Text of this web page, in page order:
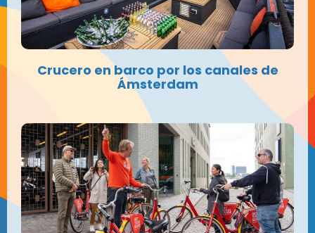
Crucero en barco por los canales de
Ámsterdam